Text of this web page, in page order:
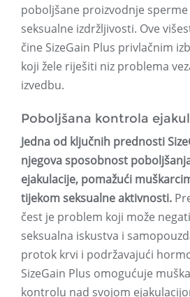
poboljšane proizvodnje sperme
seksualne izdržljivosti. Ove
čine SizeGain Plus privlačnim
koji žele riješiti niz problema
izvedbu.
Poboljšana kontrola
Jedna od ključnih prednosti
njegova sposobnost
ejakulacije, pomažući
tijekom seksualne aktivnosti.
čest je problem koji može
seksualna iskustva i
protok krvi i podržavajući
SizeGain Plus omogućuje
kontrolu nad svojom